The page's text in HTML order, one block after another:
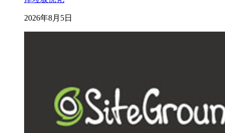
2026年8月5日